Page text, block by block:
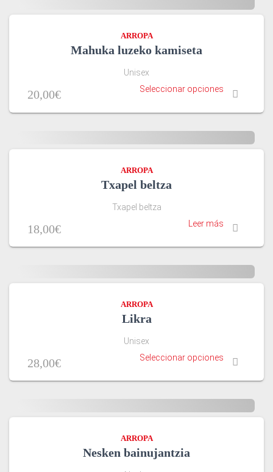
ARROPA
Mahuka luzeko kamiseta
Unisex
20,00€ Seleccionar opciones
ARROPA
Txapel beltza
Txapel beltza
18,00€ Leer más
ARROPA
Likra
Unisex
28,00€ Seleccionar opciones
ARROPA
Nesken bainujantzia